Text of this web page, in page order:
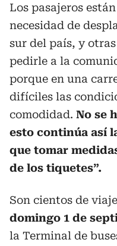
Los pasajeros
necesidad de
sur del país, y otras
pedirle a la
porque en una
difíciles las
comodidad. No se
esto continúa así
que tomar
de los tiquetes”.
Son cientos de
domingo 1 de
la Terminal de